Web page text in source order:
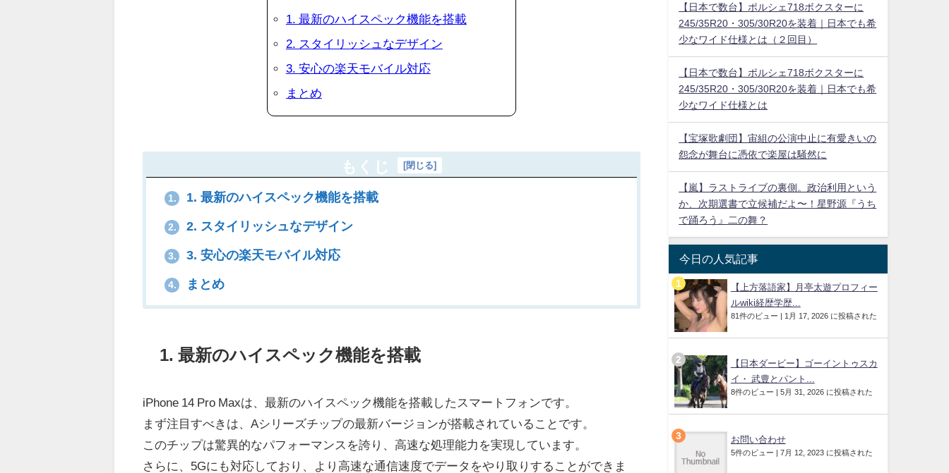
1. 最新のハイスペック機能を搭載
2. スタイリッシュなデザイン
3. 安心の楽天モバイル対応
まとめ
もくじ [閉じる]
1. 1. 最新のハイスペック機能を搭載
2. 2. スタイリッシュなデザイン
3. 3. 安心の楽天モバイル対応
4. まとめ
1. 最新のハイスペック機能を搭載
iPhone 14 Pro Maxは、最新のハイスペック機能を搭載したスマートフォンです。
まず注目すべきは、Aシリーズチップの最新バージョンが搭載されていることです。
このチップは驚異的なパフォーマンスを誇り、高速な処理能力を実現しています。
さらに、5Gにも対応しており、より高速な通信速度でデータをやり取りすることができま
【日本で数台】ポルシェ718ボクスターに
245/35R20・305/30R20を装着｜日本でも希
少なワイド仕様とは（２回目）
【日本で数台】ポルシェ718ボクスターに
245/35R20・305/30R20を装着｜日本でも希
少なワイド仕様とは
【宝塚歌劇団】宙組の公演中止に有愛きいの
怨念が舞台に憑依で楽屋は騒然に
【嵐】ラストライブの裏側。政治利用という
か、次期選書で立候補だよ〜！星野源『うち
で踊ろう』二の舞？
今日の人気記事
【上方落語家】月亭太遊プロフィー
ルwiki経歴学歴...
81件のビュー | 1月 17, 2026 に投稿された
【日本ダービー】ゴーイントゥスカ
イ・ 武豊とパント...
8件のビュー | 5月 31, 2026 に投稿された
お問い合わせ
5件のビュー | 7月 12, 2023 に投稿された